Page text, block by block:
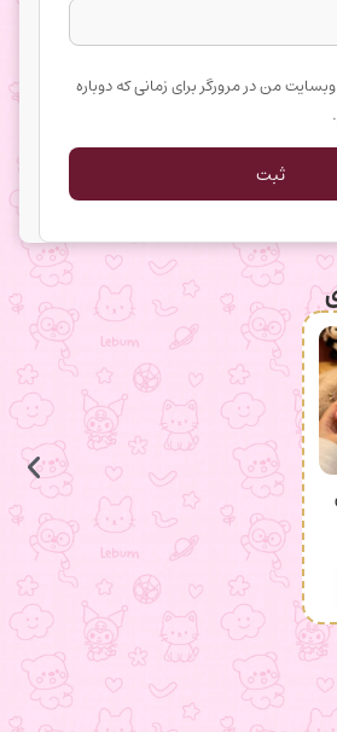
من در مرورگر برای زمانی که دوباره